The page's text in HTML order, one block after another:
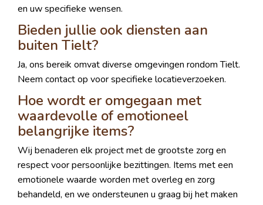
en uw specifieke wensen.
Bieden jullie ook diensten aan
buiten Tielt?
Ja, ons bereik omvat diverse omgevingen rondom Tielt.
Neem contact op voor specifieke locatieverzoeken.
Hoe wordt er omgegaan met
waardevolle of emotioneel
belangrijke items?
Wij benaderen elk project met de grootste zorg en
respect voor persoonlijke bezittingen. Items met een
emotionele waarde worden met overleg en zorg
behandeld, en we ondersteunen u graag bij het maken